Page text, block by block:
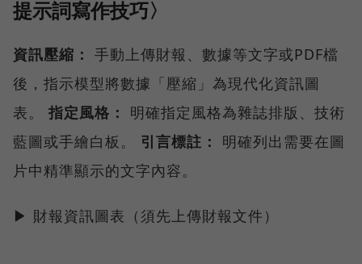
提示詞寫作技巧〉
資訊壓縮： 手動上傳財報、數據等文字或PDF檔
後，指示模型將數據「壓縮」為現代化資訊圖
表。 指定風格：
明確指定風格為雜誌排版、技術
藍圖或手繪白板。 引言標註：
明確列出需要在圖
片中精準顯示的文字內容。
▶ 財報資訊圖表（須先上傳財報文件）